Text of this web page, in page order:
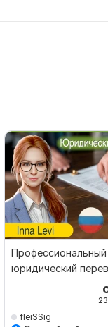
Профессиональный
юридический
русского на
fleiSSig